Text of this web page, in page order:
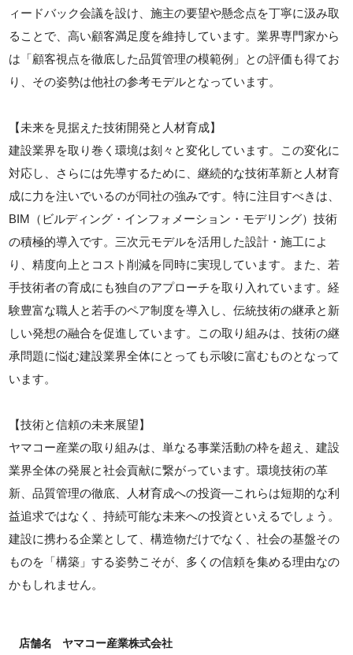
ィードバック会議を設け、施主の要望や懸念点を丁寧に汲み取
ることで、高い顧客満足度を維持しています。業界専門家から
は「顧客視点を徹底した品質管理の模範例」との評価も得てお
り、その姿勢は他社の参考モデルとなっています。
【未来を見据えた技術開発と人材育成】
建設業界を取り巻く環境は刻々と変化しています。この変化に
対応し、さらには先導するために、継続的な技術革新と人材育
成に力を注いでいるのが同社の強みです。特に注目すべきは、
BIM（ビルディング・インフォメーション・モデリング）技術
の積極的導入です。三次元モデルを活用した設計・施工によ
り、精度向上とコスト削減を同時に実現しています。また、若
手技術者の育成にも独自のアプローチを取り入れています。経
験豊富な職人と若手のペア制度を導入し、伝統技術の継承と新
しい発想の融合を促進しています。この取り組みは、技術の継
承問題に悩む建設業界全体にとっても示唆に富むものとなって
います。
【技術と信頼の未来展望】
ヤマコー産業の取り組みは、単なる事業活動の枠を超え、建設
業界全体の発展と社会貢献に繋がっています。環境技術の革
新、品質管理の徹底、人材育成への投資—これらは短期的な利
益追求ではなく、持続可能な未来への投資といえるでしょう。
建設に携わる企業として、構造物だけでなく、社会の基盤その
ものを「構築」する姿勢こそが、多くの信頼を集める理由なの
かもしれません。
店舗名 ヤマコー産業株式会社